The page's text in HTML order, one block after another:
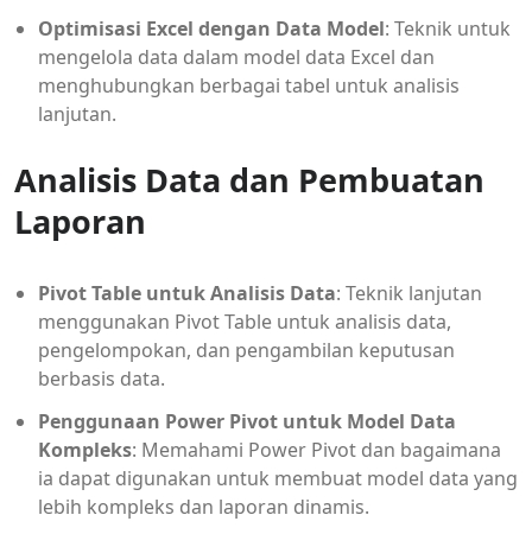
Optimisasi Excel dengan Data Model: Teknik untuk
mengelola data dalam model data Excel dan
menghubungkan berbagai tabel untuk analisis
lanjutan.
Analisis Data dan Pembuatan
Laporan
Pivot Table untuk Analisis Data: Teknik lanjutan
menggunakan Pivot Table untuk analisis data,
pengelompokan, dan pengambilan keputusan
berbasis data.
Penggunaan Power Pivot untuk Model Data
Kompleks: Memahami Power Pivot dan bagaimana
ia dapat digunakan untuk membuat model data yang
lebih kompleks dan laporan dinamis.